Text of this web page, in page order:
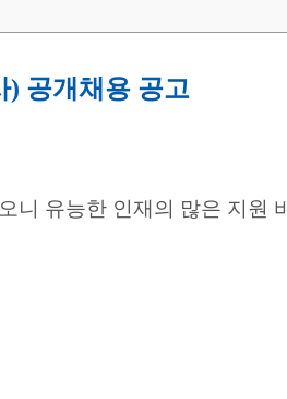
) 공개채용 공고
니 유능한 인재의 많은 지원